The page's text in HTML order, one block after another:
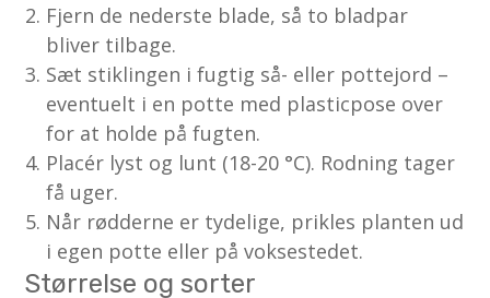
Fjern de nederste blade, så to bladpar
bliver tilbage.
Sæt stiklingen i fugtig så- eller pottejord –
eventuelt i en potte med plasticpose over
for at holde på fugten.
Placér lyst og lunt (18-20 °C). Rodning tager
få uger.
Når rødderne er tydelige, prikles planten ud
i egen potte eller på voksestedet.
Størrelse og sorter